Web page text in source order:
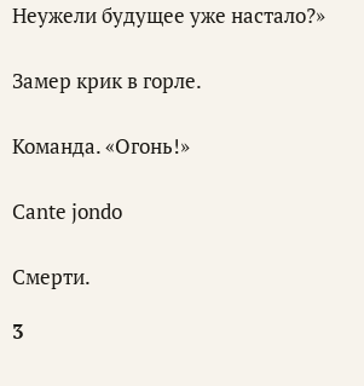
Неужели будущее уже настало?»
Замер крик в горле.
Команда. «Огонь!»
Cante jondo
Смерти.
3